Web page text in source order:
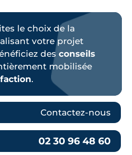
le choix de la
votre projet
des conseils
mobilisée
.
Contactez-nous
02 30 96 48 60